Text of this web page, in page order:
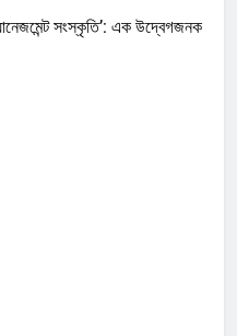
সংস্কৃতি’: এক উদ্বেগজনক